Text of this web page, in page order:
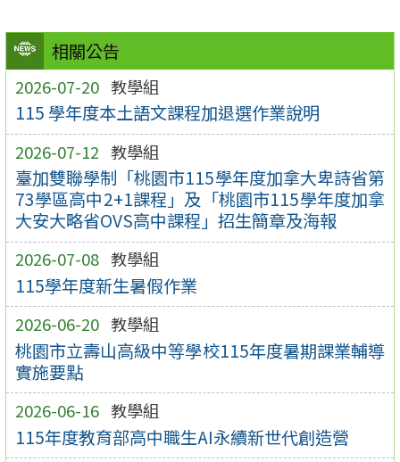
相關公告
2026-07-20 教學組
115 學年度本土語文課程加退選作業說明
2026-07-12 教學組
臺加雙聯學制「桃園市115學年度加拿大卑詩省第
73學區高中2+1課程」及「桃園市115學年度加拿
大安大略省OVS高中課程」招生簡章及海報
2026-07-08 教學組
115學年度新生暑假作業
2026-06-20 教學組
桃園市立壽山高級中等學校115年度暑期課業輔導
實施要點
2026-06-16 教學組
115年度教育部高中職生AI永續新世代創造營